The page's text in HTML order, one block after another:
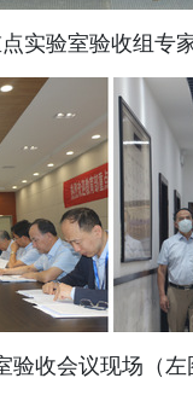
实验室验收组专
收会议现场（左